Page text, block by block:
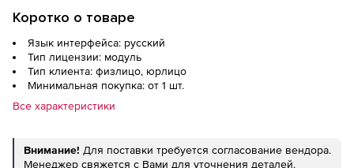
Коротко о товаре
Язык интерфейса: русский
Тип лицензии: модуль
Тип клиента: физлицо, юрлицо
Минимальная покупка: от 1 шт.
Все характеристики
Внимание! Для поставки требуется согласование вендора.
Менеджер свяжется с Вами для уточнения деталей.